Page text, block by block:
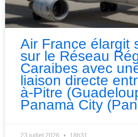
Air France élargit
sur le Réseau
Caraibes avec
liaison directe
à-Pitre
Panama City